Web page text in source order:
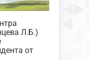
Л.Б.)
от